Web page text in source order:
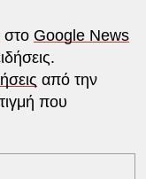
στο Google News
από την
που